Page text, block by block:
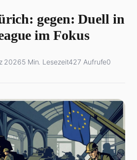
gegen: Duell in
im Fokus
20265 Min. Lesezeit427 Aufrufe0